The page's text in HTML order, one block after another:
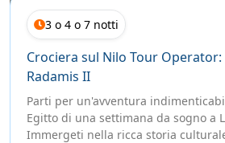
3 o 4 o 7 notti
Crociera sul Nilo Tour
Radamis II
Parti per un'avventura
Egitto di una settimana da sogno a
Immergeti nella ricca storia